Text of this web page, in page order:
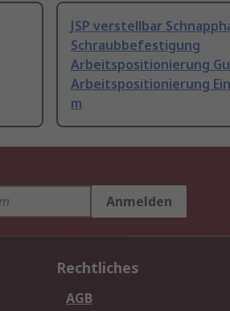
JSP verstellbar
Schraubbefestigung
Arbeitspositionierung
Arbeitspositionierung
m
Anmelden
Rechtliches
AGB